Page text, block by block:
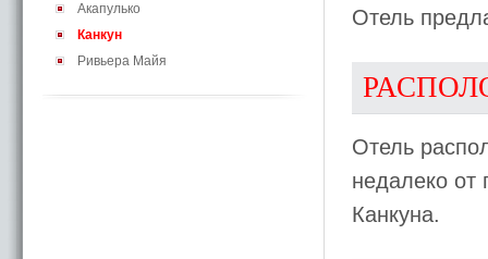
Акапулько
Канкун
Ривьера Майя
Отель
Отель
недалеко от
Канкуна.